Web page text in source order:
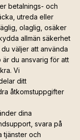
betalnings- och
utreda eller
olaglig, osäker
allmän säkerhet
väljer att använda
du ansvarig för att
Vi
ditt
åtkomstuppgifter
dina
svara på
tjänster och